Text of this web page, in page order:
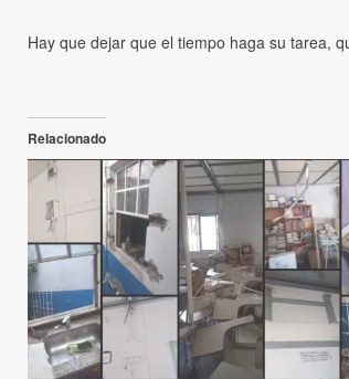
Hay que dejar que el tiempo haga su tarea,
Relacionado